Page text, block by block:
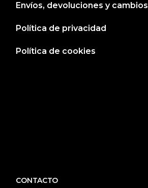
Envíos, devoluciones y cambios
Política de privacidad
Política de cookies
CONTACTO